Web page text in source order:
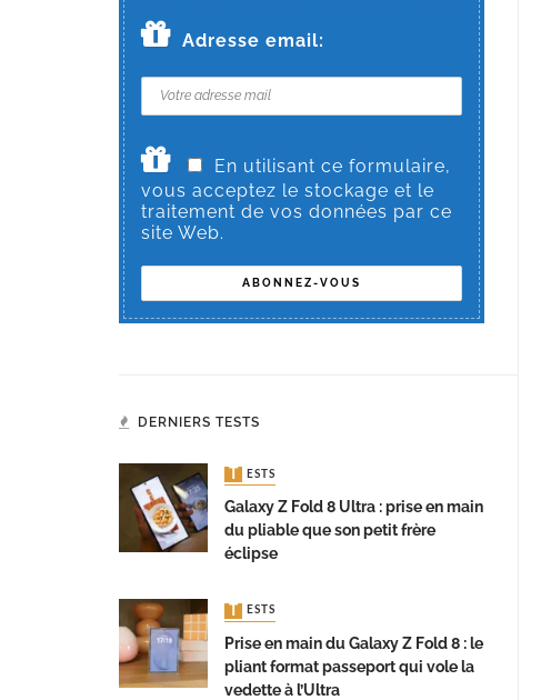
Adresse email:
En utilisant ce formulaire,
vous acceptez le stockage et le
traitement de vos données par ce
site Web.
DERNIERS TESTS
TESTS
Galaxy Z Fold 8 Ultra : prise en main
du pliable que son petit frère
éclipse
TESTS
Prise en main du Galaxy Z Fold 8 : le
pliant format passeport qui vole la
vedette à l’Ultra